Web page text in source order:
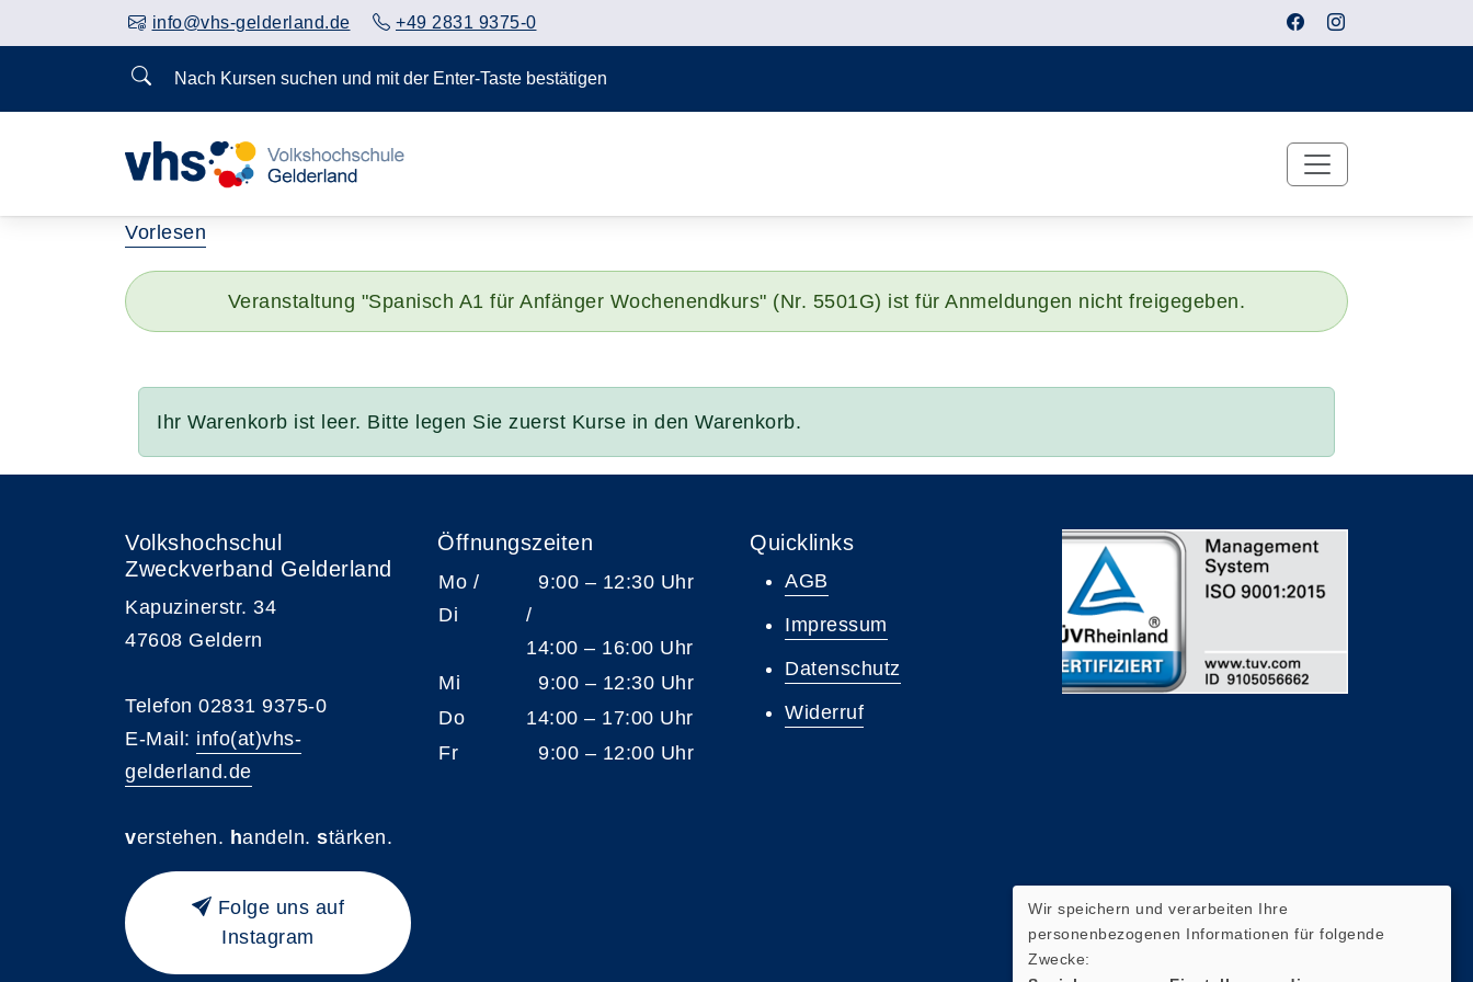
info@vhs-gelderland.de +49 2831 9375-0
Nach Kursen suchen und mit der Enter-Taste bestätigen
Vorlesen
Veranstaltung "Spanisch A1 für Anfänger Wochenendkurs" (Nr. 5501G) ist für Anmeldungen nicht freigegeben.
Ihr Warenkorb ist leer. Bitte legen Sie zuerst Kurse in den Warenkorb.
Volkshochschul
Zweckverband Gelderland
Kapuzinerstr. 34
47608 Geldern
Telefon 02831 9375-0
E-Mail: info(at)vhs-
gelderland.de
verstehen. handeln. stärken.
Folge uns auf
Instagram
Öffnungszeiten
Mo /
Di
9:00 – 12:30 Uhr
/
14:00 – 16:00 Uhr
Mi
9:00 – 12:30 Uhr
Do
14:00 – 17:00 Uhr
Fr
9:00 – 12:00 Uhr
Quicklinks
AGB
Impressum
Datenschutz
Widerruf
Wir speichern und verarbeiten Ihre
personenbezogenen Informationen für folgende
Zwecke: